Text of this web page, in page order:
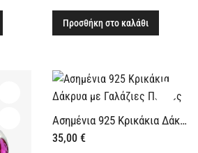
Προσθήκη στο καλάθι
Ασημένια 925 Κρικάκια Δάκρυα με Γαλάζιες Πέτρες
35,00 €